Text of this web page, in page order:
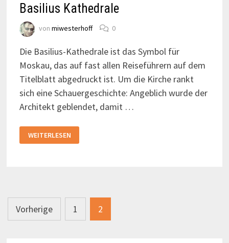
Basilius Kathedrale
von miwesterhoff 0
Die Basilius-Kathedrale ist das Symbol für
Moskau, das auf fast allen Reiseführern auf dem
Titelblatt abgedruckt ist. Um die Kirche rankt
sich eine Schauergeschichte: Angeblich wurde der
Architekt geblendet, damit …
KATHEDRALE
WEITERLESEN
Seitennummerierung
der
Vorherige 1 2